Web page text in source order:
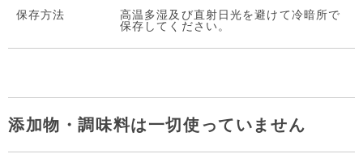
保存⽅法
高温多湿及び直射日光を避けて冷暗所で
保存してください。
添加物・調味料は一切使っていません